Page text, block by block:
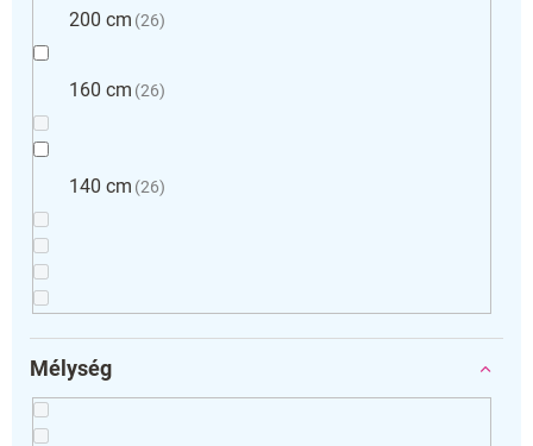
200 cm 26
160 cm 26
140 cm 26
Mélység